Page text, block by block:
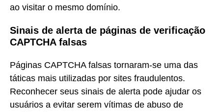
ao visitar o mesmo domínio.
Sinais de alerta de páginas de verificação
CAPTCHA falsas
Páginas CAPTCHA falsas tornaram-se uma das
táticas mais utilizadas por sites fraudulentos.
Reconhecer seus sinais de alerta pode ajudar os
usuários a evitar serem vítimas de abuso de